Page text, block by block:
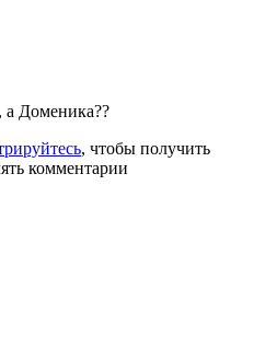
а Доменика??
, чтобы получить
комментарии